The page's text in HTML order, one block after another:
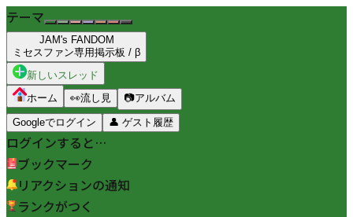
テーマ
JAM's FANDOM
ミセスファン専用掲示板 / β
新しいスレッド
ホーム
👀流し見 📷アルバム
Googleでログイン 👤 ゲスト履歴
ログインすると…
ブックマーク
リアクションの通知
ランクがつく